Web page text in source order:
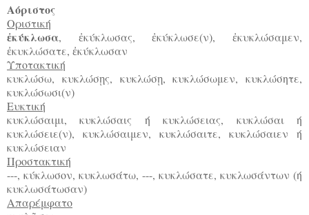
Αόριστος
Οριστική
ἐκύκλωσα, ἐκύκλωσας,ἐκύκλωσε(ν),ἐκυκλώσαμεν,
ἐκυκλώσατε, ἐκύκλωσαν
Υποτακτική
κυκλώσω, κυκλώσῃς, κυκλώσῃ, κυκλώσωμεν, κυκλώσητε,
κυκλώσωσι(ν)
Ευκτική
κυκλώσαιμι, κυκλώσαις ή κυκλώσειας, κυκλώσαι ή
κυκλώσειε(ν), κυκλώσαιμεν, κυκλώσαιτε, κυκλώσαιεν ή
κυκλώσειαν
Προστακτική
---, κύκλωσον, κυκλωσάτω, ---, κυκλώσατε, κυκλωσάντων (ή
κυκλωσάτωσαν)
Απαρέμφατο